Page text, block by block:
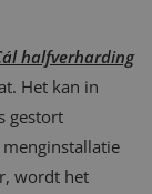
halfverharding
Het kan in
gestort
wordt het